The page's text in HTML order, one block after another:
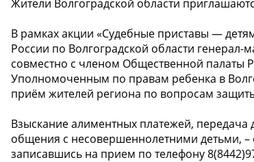
Жители Волгоградской области
В рамках акции «Судебные приставы —
России по Волгоградской области
совместно с членом Общественной
Уполномоченным по правам ребенка в
приём жителей региона по вопросам
Взыскание алиментных платежей, передача
общения с несовершеннолетними детьми, –
записавшись на прием по телефону